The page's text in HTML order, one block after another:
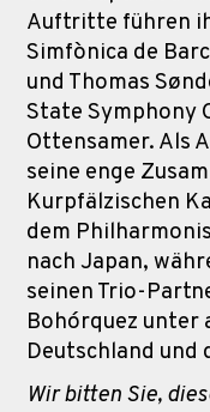
Auftritte führen
Simfònica de
und Thomas
State Symphony
Ottensamer. Als
seine enge
Kurpfälzischen
dem
nach Japan,
seinen Trio-
Bohórquez unter
Deutschland und
Wir bitten Sie,